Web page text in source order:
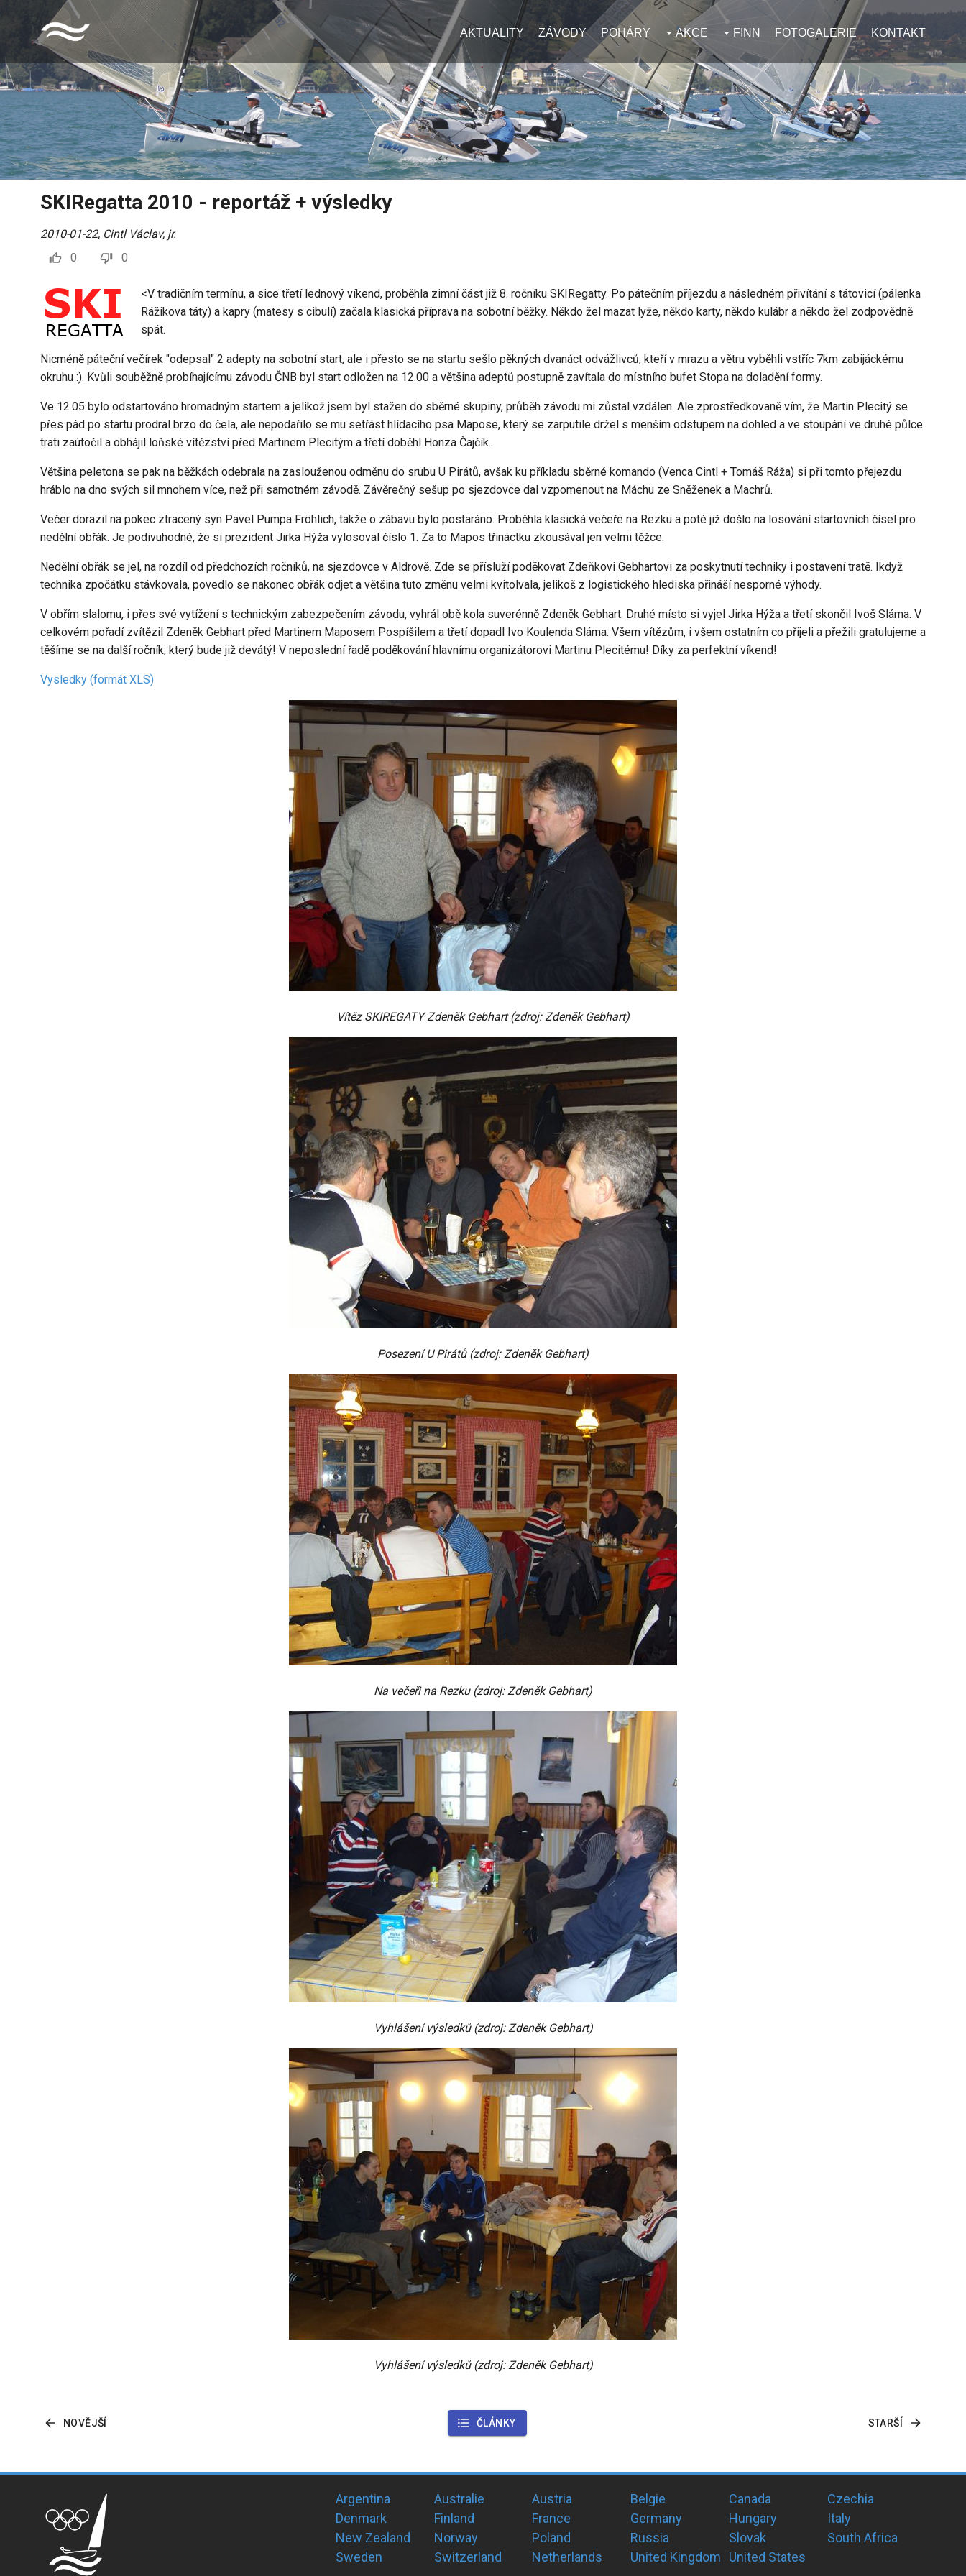
AKTUALITY ZÁVODY POHÁRY AKCE FINN FOTOGALERIE KONTAKT
SKIRegatta 2010 - reportáž + výsledky
2010-01-22, Cintl Václav, jr.
0
0
<V tradičním termínu, a sice třetí lednový víkend, proběhla zimní část již 8. ročníku SKIRegatty. Po pátečním příjezdu a následném přivítání s tátovicí (pálenka
Rážikova táty) a kapry (matesy s cibulí) začala klasická příprava na sobotní běžky. Někdo žel mazat lyže, někdo karty, někdo kulábr a někdo žel zodpovědně
spát.
Nicméně páteční večírek "odepsal" 2 adepty na sobotní start, ale i přesto se na startu sešlo pěkných dvanáct odvážlivců, kteří v mrazu a větru vyběhli vstříc 7km zabijáckému
okruhu :). Kvůli souběžně probíhajícímu závodu ČNB byl start odložen na 12.00 a většina adeptů postupně zavítala do místního bufet Stopa na doladění formy.
Ve 12.05 bylo odstartováno hromadným startem a jelikož jsem byl stažen do sběrné skupiny, průběh závodu mi zůstal vzdálen. Ale zprostředkovaně vím, že Martin Plecitý se
přes pád po startu prodral brzo do čela, ale nepodařilo se mu setřást hlídacího psa Mapose, který se zarputile držel s menším odstupem na dohled a ve stoupání ve druhé půlce
trati zaútočil a obhájil loňské vítězství před Martinem Plecitým a třetí doběhl Honza Čajčík.
Většina peletona se pak na běžkách odebrala na zaslouženou odměnu do srubu U Pirátů, avšak ku příkladu sběrné komando (Venca Cintl + Tomáš Ráža) si při tomto přejezdu
hráblo na dno svých sil mnohem více, než při samotném závodě. Závěrečný sešup po sjezdovce dal vzpomenout na Máchu ze Sněženek a Machrů.
Večer dorazil na pokec ztracený syn Pavel Pumpa Fröhlich, takže o zábavu bylo postaráno. Proběhla klasická večeře na Rezku a poté již došlo na losování startovních čísel pro
nedělní obřák. Je podivuhodné, že si prezident Jirka Hýža vylosoval číslo 1. Za to Mapos třináctku zkousával jen velmi těžce.
Nedělní obřák se jel, na rozdíl od předchozích ročníků, na sjezdovce v Aldrově. Zde se přísluží poděkovat Zdeňkovi Gebhartovi za poskytnutí techniky i postavení tratě. Ikdyž
technika zpočátku stávkovala, povedlo se nakonec obřák odjet a většina tuto změnu velmi kvitolvala, jelikoš z logistického hlediska přináší nesporné výhody.
V obřím slalomu, i přes své vytížení s technickým zabezpečením závodu, vyhrál obě kola suverénně Zdeněk Gebhart. Druhé místo si vyjel Jirka Hýža a třetí skončil Ivoš Sláma. V
celkovém pořadí zvítězil Zdeněk Gebhart před Martinem Maposem Pospíšilem a třetí dopadl Ivo Koulenda Sláma. Všem vítězům, i všem ostatním co přijeli a přežili gratulujeme a
těšíme se na další ročník, který bude již devátý! V neposlední řadě poděkování hlavnímu organizátorovi Martinu Plecitému! Díky za perfektní víkend!
Vysledky (formát XLS)
Vítěz SKIREGATY Zdeněk Gebhart (zdroj: Zdeněk Gebhart)
Posezení U Pirátů (zdroj: Zdeněk Gebhart)
Na večeři na Rezku (zdroj: Zdeněk Gebhart)
Vyhlášení výsledků (zdroj: Zdeněk Gebhart)
Vyhlášení výsledků (zdroj: Zdeněk Gebhart)
NOVĚJŠÍ ČLÁNKY STARŠÍ
Argentina Australie Austria Belgie Canada
Czechia
Denmark
Finland France Germany Hungary
Italy
New Zealand
Norway Poland Russia Slovak
South Africa
Sweden
Switzerland Netherlands United Kingdom United States